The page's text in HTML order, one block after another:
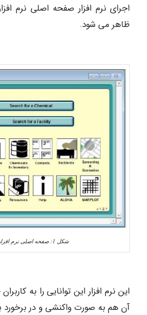
ظاهر می شود.
شکل 1: صفحه اصلی نرم افزار
این نرم افزار این توانایی را به
آن هم به صورت واکنشی و در